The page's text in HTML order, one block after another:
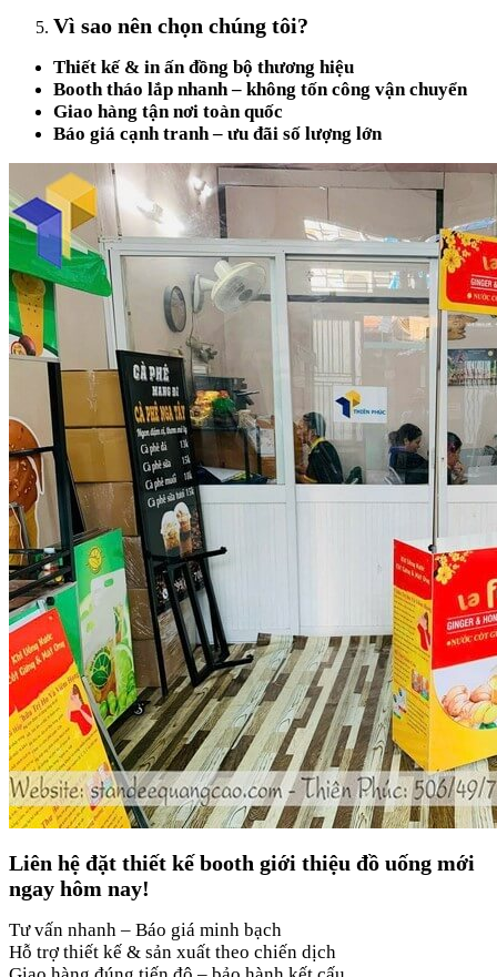
Vì sao nên chọn chúng tôi?
Thiết kế & in ấn đồng bộ thương hiệu
Booth tháo lắp nhanh – không tốn công vận chuyển
Giao hàng tận nơi toàn quốc
Báo giá cạnh tranh – ưu đãi số lượng lớn
Liên hệ đặt thiết kế booth giới thiệu đồ uống mới
ngay hôm nay!
Tư vấn nhanh – Báo giá minh bạch
Hỗ trợ thiết kế & sản xuất theo chiến dịch